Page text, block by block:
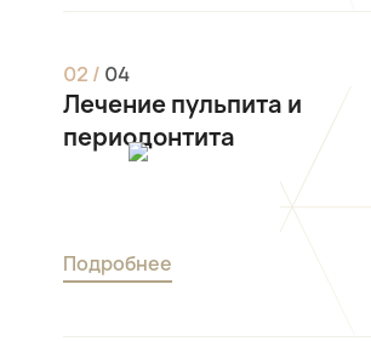
02 / 04
Лечение пульпита и
периодонтита
Подробнее